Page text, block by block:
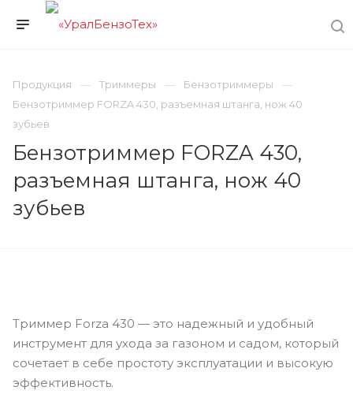
Продукция Триммеры
Бензотриммеры
Бензотриммер FORZA 430, разъемная штанга, нож 40
зубьев
Бензотриммер FORZA 430,
разъемная штанга, нож 40
зубьев
Триммер Forza 430 — это надежный и удобный
инструмент для ухода за газоном и садом, который
сочетает в себе простоту эксплуатации и высокую
эффективность.